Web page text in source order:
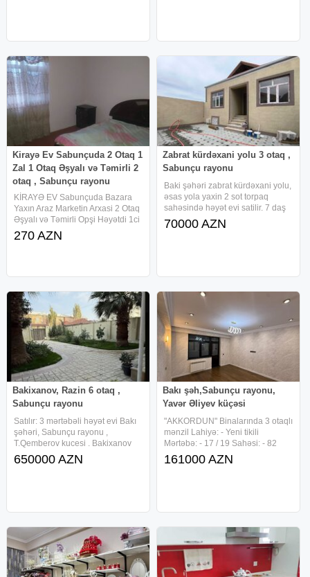
Kirayə Ev Sabunçuda 2 Otaq 1
Zal 1 Otaq Əşyalı və Təmirli 2
otaq , Sabunçu rayonu
KİRAYƏ EV Sabunçuda Bazara
Yaxın Araz Marketin Arxasi 2 Otaq
Əşyalı və Təmirli Opşi Həyətdi 1ci
Mərtəbə Kirayə üçün 2ci Mərtəbə
Ev Sahibi üçün Soyuducu Var
270 AZN
Zabrat kürdəxani yolu 3 otaq ,
Sabunçu rayonu
Baki şəhəri zabrat kürdəxani yolu,
əsas yola yaxin 2 sot torpaq
sahəsində həyət evi satilir. 7 daş
kürsüdə qoşa daşla tikilib
fundamentlidir. Təmir işləri
70000 AZN
Bakixanov, Razin 6 otaq ,
Sabunçu rayonu
Satılır: 3 mərtəbəli həyət evi Bakı
şəhəri, Sabunçu rayonu ,
T.Qemberov kucesi . Bakixanov
mall'un yaxinliği. Metro : Neftciler
(7deq mesafe ) Ümumi sahə:
650000 AZN
Bakı şəh,Sabunçu rayonu,
Yavər Əliyev küçəsi
"AKKORDUN" Binalarında 3 otaqlı
mənzil Lahiyə: - Yeni tikili
Mərtəbə: - 17 / 19 Sahəsi: - 82
kv.m.(faktiki) Sahəsi: - 72 kv.m.
(çıxarışda) Otaq sayı: - 3( 2dən 3ə
161000 AZN